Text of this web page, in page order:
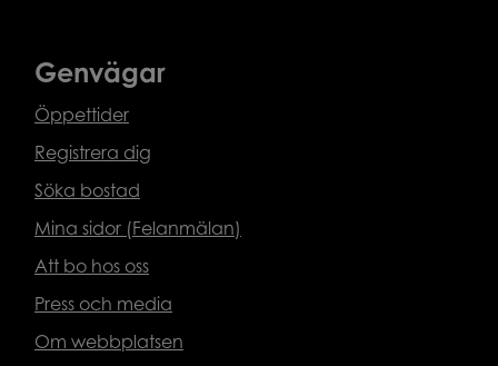
Genvägar
Öppettider
Registrera dig
Söka bostad
Mina sidor (Felanmälan)
Att bo hos oss
Press och media
Om webbplatsen